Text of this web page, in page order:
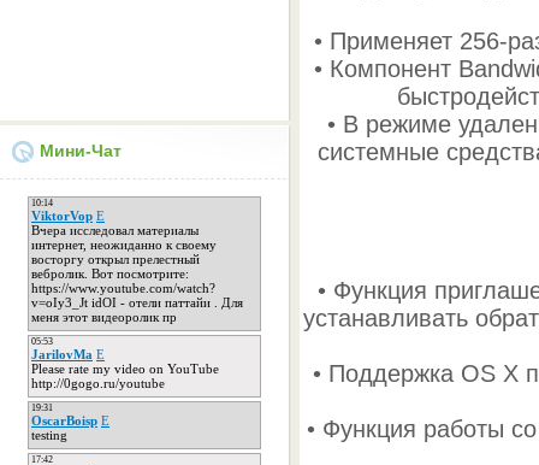
Мини-Чат
• Применяет 256-
• Компонент
• В режиме
системные
• Функция
устанавливать
• Поддержка OS X
• Функция работы